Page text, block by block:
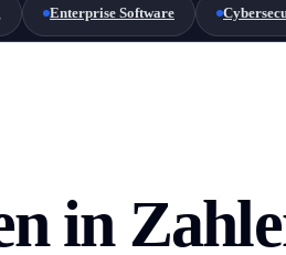
Enterprise Software
in